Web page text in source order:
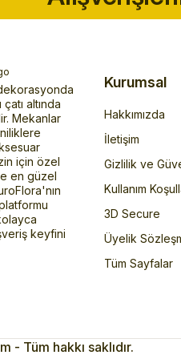
altında
Mekanlar
için özel
en güzel
keyfini
Kurumsal
Hakkımızda
İletişim
Gizlilik ve
Kullanım
3D Secure
Üyelik
Tüm Sayfalar
Tüm hakkı saklıdır.